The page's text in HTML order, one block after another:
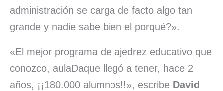
administración se carga de facto algo tan
grande y nadie sabe bien el porqué?».
«El mejor programa de ajedrez educativo que
conozco, aulaDaque llegó a tener, hace 2
años, ¡¡180.000 alumnos!!», escribe David